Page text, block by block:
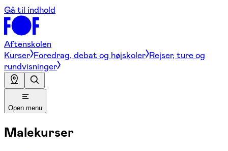
Gå til indhold
Aftenskolen
Kurser Foredrag, debat og højskoler Rejser, ture og
rundvisninger
Open menu
Malekurser